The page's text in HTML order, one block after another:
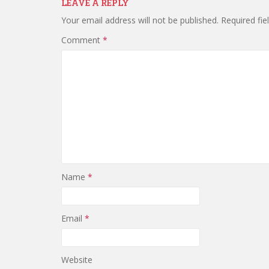
LEAVE A REPLY
Your email address will not be published. Required
Comment *
Name *
Email *
Website